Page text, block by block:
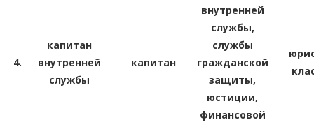
4.
капитан
внутренней
службы
капитан
внутренней
службы,
службы
гражданской
защиты,
юстиции,
финансовой